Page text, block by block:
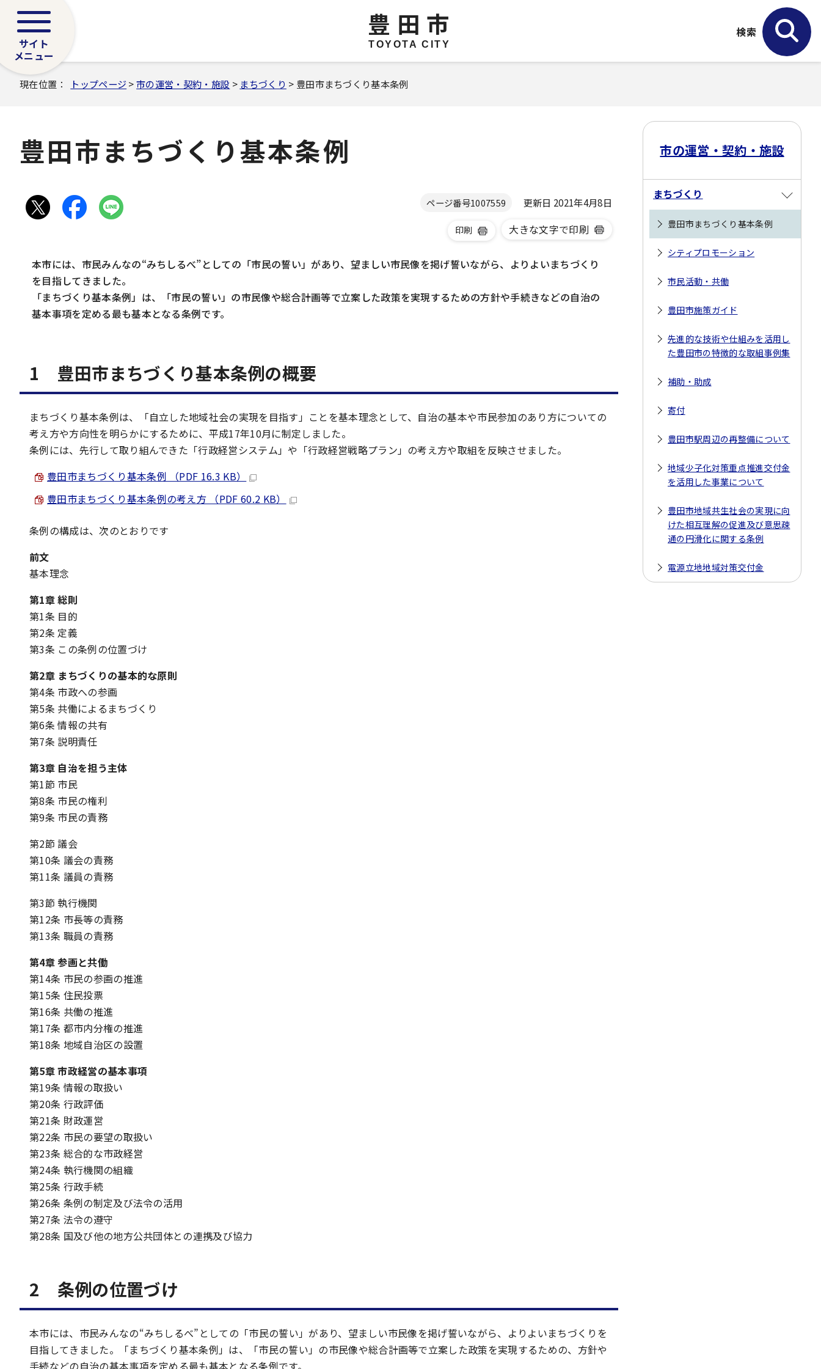
豊田市
TOYOTA CITY
サイト
メニュー
検索
現在位置： トップページ >市の運営・契約・施設 > まちづくり > 豊田市まちづくり基本条例
豊田市まちづくり基本条例
ページ番号1007559 更新日 2021年4月8日
印刷 大きな文字で印刷
本市には、市民みんなの“みちしるべ”としての「市民の誓い」があり、望ましい市民像を掲げ誓いながら、よりよいまちづくり
を目指してきました。
「まちづくり基本条例」は、「市民の誓い」の市民像や総合計画等で立案した政策を実現するための方針や手続きなどの自治の
基本事項を定める最も基本となる条例です。
1 豊田市まちづくり基本条例の概要
まちづくり基本条例は、「自立した地域社会の実現を目指す」ことを基本理念として、自治の基本や市民参加のあり方についての
考え方や方向性を明らかにするために、平成17年10月に制定しました。
条例には、先行して取り組んできた「行政経営システム」や「行政経営戦略プラン」の考え方や取組を反映させました。
豊田市まちづくり基本条例 （PDF 16.3 KB）
豊田市まちづくり基本条例の考え方 （PDF 60.2 KB）
条例の構成は、次のとおりです
前文
基本理念
第1章 総則
第1条 目的
第2条 定義
第3条 この条例の位置づけ
第2章 まちづくりの基本的な原則
第4条 市政への参画
第5条 共働によるまちづくり
第6条 情報の共有
第7条 説明責任
第3章 自治を担う主体
第1節 市民
第8条 市民の権利
第9条 市民の責務
第2節 議会
第10条 議会の責務
第11条 議員の責務
第3節 執行機関
第12条 市長等の責務
第13条 職員の責務
第4章 参画と共働
第14条 市民の参画の推進
第15条 住民投票
第16条 共働の推進
第17条 都市内分権の推進
第18条 地域自治区の設置
第5章 市政経営の基本事項
第19条 情報の取扱い
第20条 行政評価
第21条 財政運営
第22条 市民の要望の取扱い
第23条 総合的な市政経営
第24条 執行機関の組織
第25条 行政手続
第26条 条例の制定及び法令の活用
第27条 法令の遵守
第28条 国及び他の地方公共団体との連携及び協力
2 条例の位置づけ
本市には、市民みんなの“みちしるべ”としての「市民の誓い」があり、望ましい市民像を掲げ誓いながら、よりよいまちづくりを
目指してきました。「まちづくり基本条例」は、「市民の誓い」の市民像や総合計画等で立案した政策を実現するための、方針や
手続などの自治の基本事項を定める最も基本となる条例です。
市の運営・契約・施設
まちづくり
豊田市まちづくり基本条例
シティプロモーション
市民活動・共働
豊田市施策ガイド
先進的な技術や仕組みを活用し
た豊田市の特徴的な取組事例集
補助・助成
寄付
豊田市駅周辺の再整備について
地域少子化対策重点推進交付金
を活用した事業について
豊田市地域共生社会の実現に向
けた相互理解の促進及び意思疎
通の円滑化に関する条例
電源立地地域対策交付金